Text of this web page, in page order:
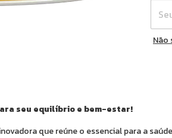
Não
seu equilíbrio e bem-estar!
que reúne o essencial para a